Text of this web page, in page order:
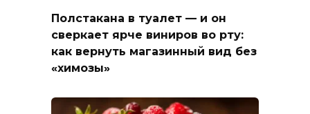
Полстакана в туалет — и он
сверкает ярче виниров во рту:
как вернуть магазинный вид без
«химозы»